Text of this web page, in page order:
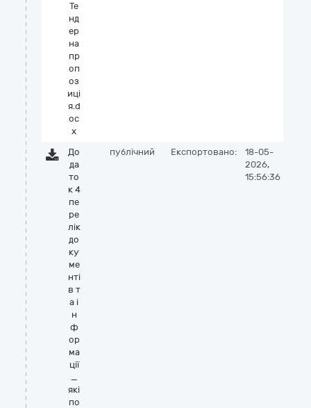
Те
нд
ер
на
пр
оп
оз
иці
я.d
oc
x
До
да
то
к 4
пе
ре
лік
до
ку
ме
нті
в т
а і
н
ф
ор
ма
ції
_
які
по
публічний Експортовано:
18-05-
2026,
15:56:36